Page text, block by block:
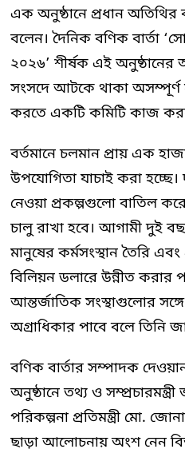
এক অনুষ্ঠানে প্রধান অতিথির
বলেন। দৈনিক বণিক বার্তা
২০২৬’ শীর্ষক এই
সংসদে আটকে থাকা অসম্পূর্ণ
করতে একটি কমিটি কাজ
বর্তমানে চলমান প্রায় এক
উপযোগিতা যাচাই করা হচ্ছে।
নেওয়া প্রকল্পগুলো বাতিল
চালু রাখা হবে। আগামী দুই
মানুষের কর্মসংস্থান তৈরি
বিলিয়ন ডলারে উন্নীত করার
আন্তর্জাতিক সংস্থাগুলোর সঙ্গে
অগ্রাধিকার পাবে বলে তিনি
বণিক বার্তার সম্পাদক
অনুষ্ঠানে তথ্য ও
পরিকল্পনা প্রতিমন্ত্রী মো.
ছাড়া আলোচনায় অংশ নেন